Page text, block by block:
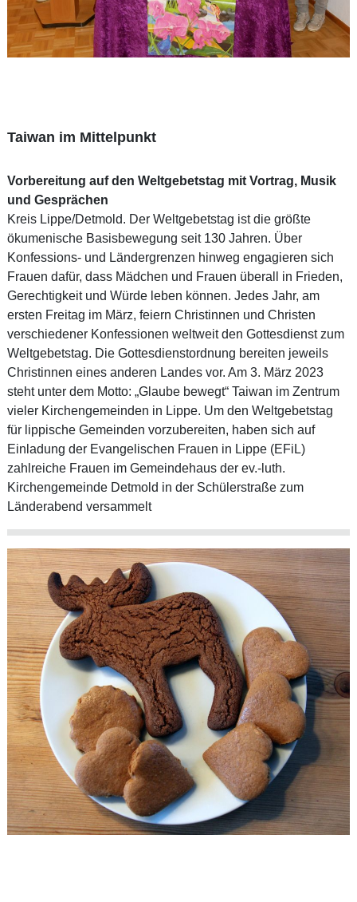
Taiwan im Mittelpunkt
Vorbereitung auf den Weltgebetstag mit Vortrag, Musik
und Gesprächen
Kreis Lippe/Detmold. Der Weltgebetstag ist die größte
ökumenische Basisbewegung seit 130 Jahren. Über
Konfessions- und Ländergrenzen hinweg engagieren sich
Frauen dafür, dass Mädchen und Frauen überall in Frieden,
Gerechtigkeit und Würde leben können. Jedes Jahr, am
ersten Freitag im März, feiern Christinnen und Christen
verschiedener Konfessionen weltweit den Gottesdienst zum
Weltgebetstag. Die Gottesdienstordnung bereiten jeweils
Christinnen eines anderen Landes vor. Am 3. März 2023
steht unter dem Motto: „Glaube bewegt“ Taiwan im Zentrum
vieler Kirchengemeinden in Lippe. Um den Weltgebetstag
für lippische Gemeinden vorzubereiten, haben sich auf
Einladung der Evangelischen Frauen in Lippe (EFiL)
zahlreiche Frauen im Gemeindehaus der ev.-luth.
Kirchengemeinde Detmold in der Schülerstraße zum
Länderabend versammelt